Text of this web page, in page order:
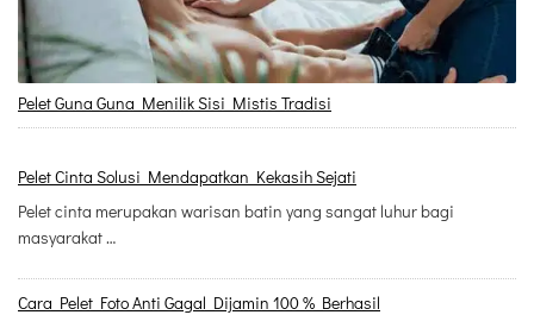
Pelet Guna Guna Menilik Sisi Mistis Tradisi
Pelet Cinta Solusi Mendapatkan Kekasih Sejati
Pelet cinta merupakan warisan batin yang sangat luhur bagi
masyarakat …
Cara Pelet Foto Anti Gagal Dijamin 100 % Berhasil